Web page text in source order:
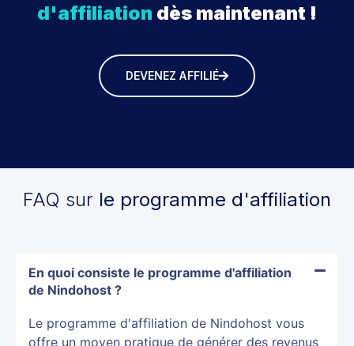
d'affiliation dès maintenant !
DEVENEZ AFFILIÉ
FAQ sur le programme d'affiliation
En quoi consiste le programme d'affiliation
de Nindohost ?
Le programme d'affiliation de Nindohost vous
offre un moyen pratique de générer des revenus